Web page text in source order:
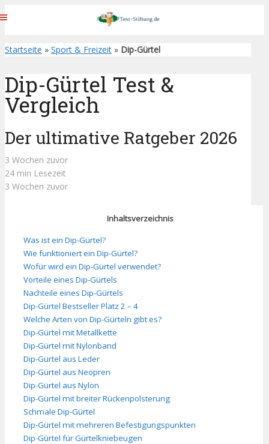
Startseite » Sport & Freizeit » Dip-Gürtel
Dip-Gürtel Test &
Vergleich
Der ultimative Ratgeber 2026
3 Wochen zuvor
24 min Lesezeit
3 Wochen zuvor
Inhaltsverzeichnis
Was ist ein Dip-Gürtel?
Wie funktioniert ein Dip-Gürtel?
Wofür wird ein Dip-Gürtel verwendet?
Vorteile eines Dip-Gürtels
Nachteile eines Dip-Gürtels
Dip-Gürtel Bestseller Platz 2 – 4
Welche Arten von Dip-Gürteln gibt es?
Dip-Gürtel mit Metallkette
Dip-Gürtel mit Nylonband
Dip-Gürtel aus Leder
Dip-Gürtel aus Neopren
Dip-Gürtel aus Nylon
Dip-Gürtel mit breiter Rückenpolsterung
Schmale Dip-Gürtel
Dip-Gürtel mit mehreren Befestigungspunkten
Dip-Gürtel für Gürtelkniebeugen